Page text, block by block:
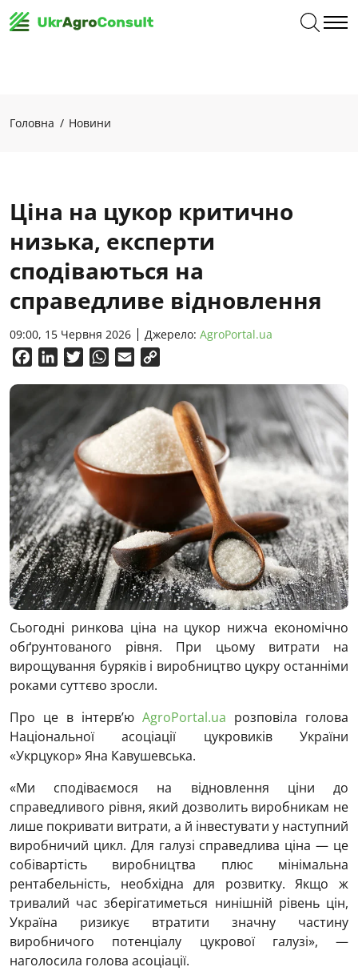
Головна Новини
Ціна на цукор критично
низька, експерти
сподіваються на
справедливе відновлення
09:00, 15 Червня 2026 Джерело: AgroPortal.ua
FacebookLinkedInTwitterWhatsApp
Email
Сьогодні ринкова ціна на цукор нижча економічно
обґрунтованого рівня. При цьому витрати на
вирощування буряків і виробництво цукру останніми
роками суттєво зросли.
Про це в інтерв’ю AgroPortal.ua розповіла голова
Національної асоціації цукровиків України
«Укрцукор» Яна Кавушевська.
«Ми сподіваємося на відновлення ціни до
справедливого рівня, який дозволить виробникам не
лише покривати витрати, а й інвестувати у наступний
виробничий цикл. Для галузі справедлива ціна — це
собівартість виробництва плюс мінімальна
рентабельність, необхідна для розвитку. Якщо ж
тривалий час зберігатиметься нинішній рівень цін,
Україна ризикує втратити значну частину
виробничого потенціалу цукрової галузі», —
наголосила голова асоціації.